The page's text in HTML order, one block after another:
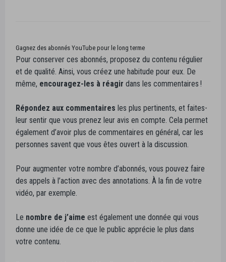
Gagnez des abonnés YouTube pour le long terme
Pour conserver ces abonnés, proposez du contenu régulier
et de qualité. Ainsi, vous créez une habitude pour eux. De
même, encouragez-les à réagir dans les commentaires !
Répondez aux commentaires les plus pertinents, et faites-
leur sentir que vous prenez leur avis en compte. Cela permet
également d’avoir plus de commentaires en général, car les
personnes savent que vous êtes ouvert à la discussion.
Pour augmenter votre nombre d’abonnés, vous pouvez faire
des appels à l’action avec des annotations. À la fin de votre
vidéo, par exemple.
Le nombre de j’aime est également une donnée qui vous
donne une idée de ce que le public apprécie le plus dans
votre contenu.